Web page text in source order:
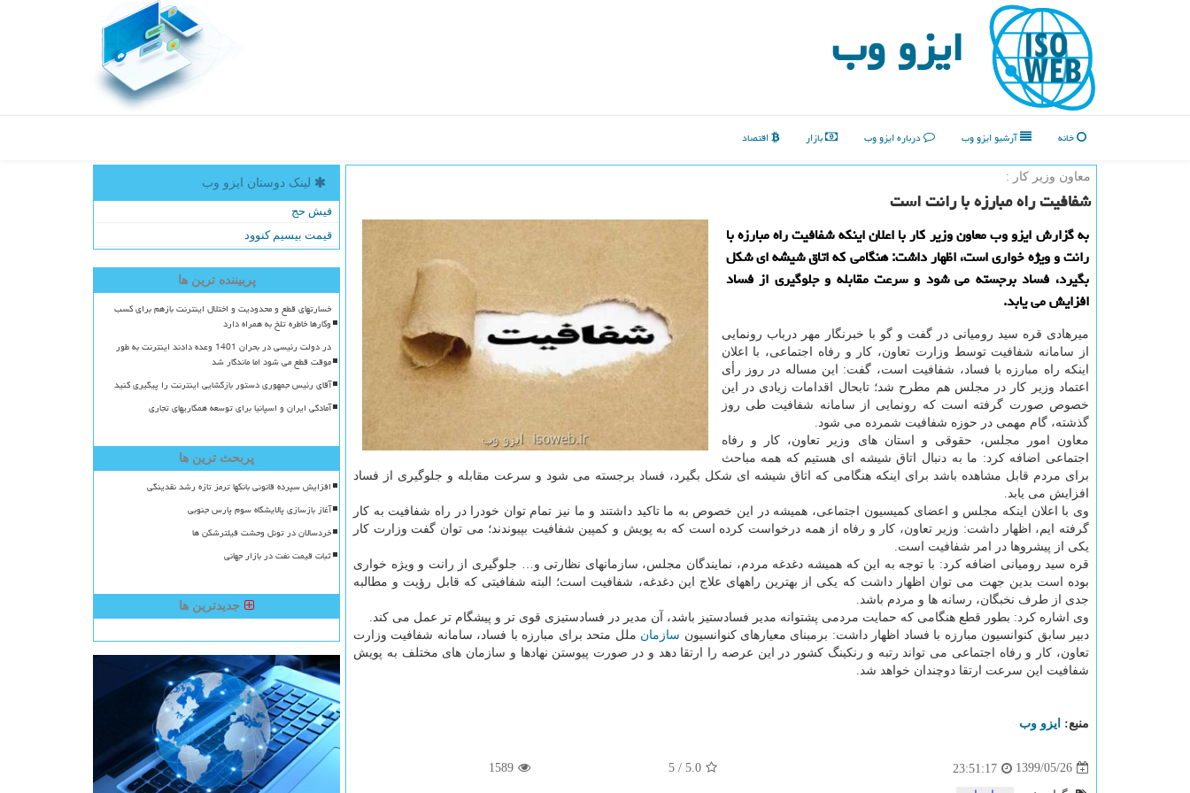
ایزو وب
خانه آرشیو ایزو وب درباره ایزو وب بازار اقتصاد
معاون وزیر كار :
شفافیت راه مبارزه با رانت است
به گزارش ایزو وب معاون وزیر كار با اعلان اینكه شفافیت راه مبارزه با
رانت و ویژه خواری است، اظهار داشت: هنگامی كه اتاق شیشه ای شكل
بگیرد، فساد برجسته می شود و سرعت مقابله و جلوگیری از فساد
افزایش می یابد.
میرهادی قره سید رومیانی در گفت و گو با خبرنگار مهر درباب رونمایی
از سامانه شفافیت توسط وزارت تعاون، کار و رفاه اجتماعی، با اعلان
اینکه راه مبارزه با فساد، شفافیت است، گفت: این مساله در روز رأی
اعتماد وزیر کار در مجلس هم مطرح شد؛ تابحال اقدامات زیادی در این
خصوص صورت گرفته است که رونمایی از سامانه شفافیت طی روز
گذشته، گام مهمی در حوزه شفافیت شمرده می شود.
معاون امور مجلس، حقوقی و استان های وزیر تعاون، کار و رفاه
اجتماعی اضافه کرد: ما به دنبال اتاق شیشه ای هستیم که همه مباحث
برای مردم قابل مشاهده باشد برای اینکه هنگامی که اتاق شیشه ای شکل بگیرد، فساد برجسته می شود و سرعت مقابله و جلوگیری از فساد
افزایش می یابد.
وی با اعلان اینکه مجلس و اعضای کمیسیون اجتماعی، همیشه در این خصوص به ما تاکید داشتند و ما نیز تمام توان خودرا در راه شفافیت به کار
گرفته ایم، اظهار داشت: وزیر تعاون، کار و رفاه از همه درخواست کرده است که به پویش و کمپین شفافیت بپیوندند؛ می توان گفت وزارت کار
یکی از پیشروها در امر شفافیت است.
قره سید رومیانی اضافه کرد: با توجه به این که همیشه دغدغه مردم، نمایندگان مجلس، سازمانهای نظارتی و… جلوگیری از رانت و ویژه خواری
بوده است بدین جهت می توان اظهار داشت که یکی از بهترین راههای علاج این دغدغه، شفافیت است؛ البته شفافیتی که قابل رؤیت و مطالبه
جدی از طرف نخبگان، رسانه ها و مردم باشد.
وی اشاره کرد: بطور قطع هنگامی که حمایت مردمی پشتوانه مدیر فسادستیز باشد، آن مدیر در فسادستیزی قوی تر و پیشگام تر عمل می کند.
دبیر سابق کنوانسیون مبارزه با فساد اظهار داشت: برمبنای معیارهای کنوانسیون سازمان ملل متحد برای مبارزه با فساد، سامانه شفافیت وزارت
تعاون، کار و رفاه اجتماعی می تواند رتبه و رنکینگ کشور در این عرصه را ارتقا دهد و در صورت پیوستن نهادها و سازمان های مختلف به پویش
شفافیت این سرعت ارتقا دوچندان خواهد شد.
منبع: ایزو وب
1399/05/26
23:51:17
5.0
/
5
1589
لینک دوستان ایزو وب
فیش حج
قیمت بیسیم کنوود
پربیننده ترین ها
خسارتهای قطع و محدودیت و اختلال اینترنت بازهم برای کسب
وکارها خاطره تلخ به همراه دارد
در دولت رئیسی در بحران 1401 وعده دادند اینترنت به طور
موقت قطع می شود اما ماندگار شد
آقای رئیس جمهوری دستور بازگشایی اینترنت را پیگیری کنید
آمادگی ایران و اسپانیا برای توسعه همکاریهای تجاری
پربحث ترین ها
افزایش سپرده قانونی بانکها ترمز تازه رشد نقدینگی
آغاز بازسازی پالایشگاه سوم پارس جنوبی
خردسالان در تونل وحشت فیلترشکن ها
ثبات قیمت نفت در بازار جهانی
جدیدترین ها